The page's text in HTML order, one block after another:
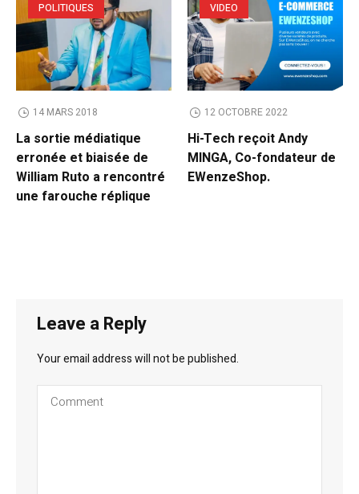
POLITIQUES
14 MARS 2018
La sortie médiatique
erronée et biaisée de
William Ruto a rencontré
une farouche réplique
VIDEO
12 OCTOBRE 2022
Hi-Tech reçoit Andy
MINGA, Co-fondateur de
EWenzeShop.
Leave a Reply
Your email address will not be published.